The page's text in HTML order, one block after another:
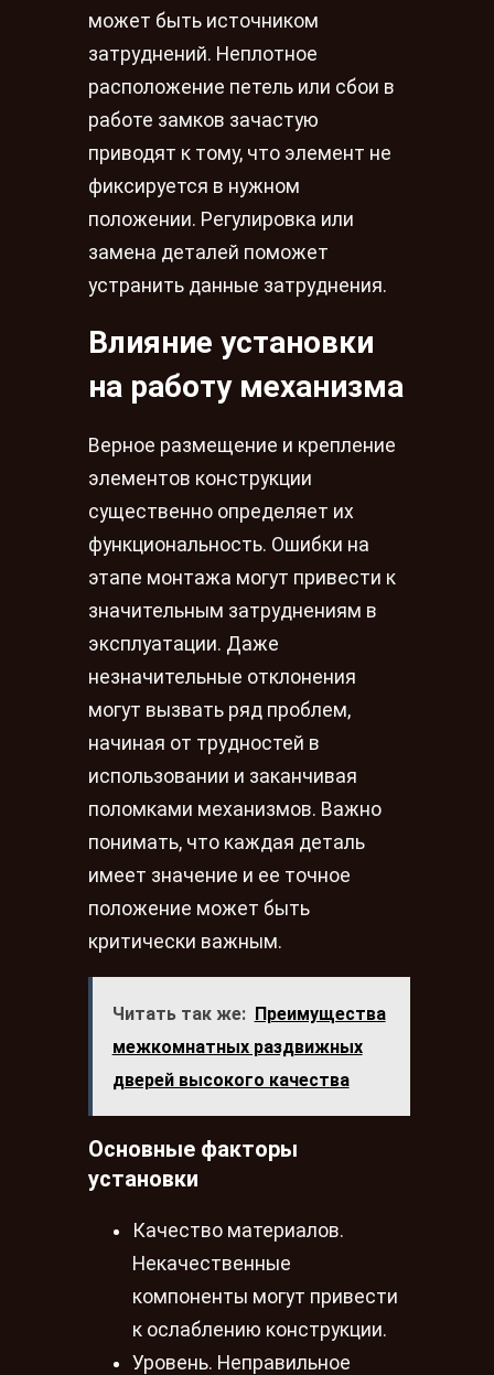
может быть источником
затруднений. Неплотное
расположение петель или сбои в
работе замков зачастую
приводят к тому, что элемент не
фиксируется в нужном
положении. Регулировка или
замена деталей поможет
устранить данные затруднения.
Влияние установки
на работу механизма
Верное размещение и крепление
элементов конструкции
существенно определяет их
функциональность. Ошибки на
этапе монтажа могут привести к
значительным затруднениям в
эксплуатации. Даже
незначительные отклонения
могут вызвать ряд проблем,
начиная от трудностей в
использовании и заканчивая
поломками механизмов. Важно
понимать, что каждая деталь
имеет значение и ее точное
положение может быть
критически важным.
Читать так же: Преимущества
межкомнатных раздвижных
дверей высокого качества
Основные факторы
установки
Качество материалов.
Некачественные
компоненты могут привести
к ослаблению конструкции.
Уровень. Неправильное